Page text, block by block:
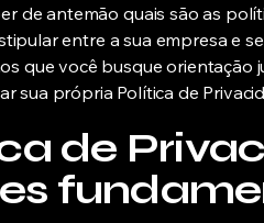
de antemão quais são as
entre a sua empresa e
que você busque orientação
sua própria Política de
de